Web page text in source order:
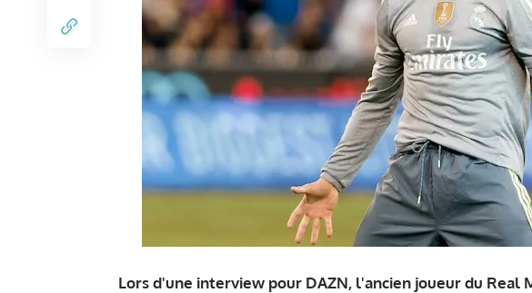
Lors d'une interview pour DAZN, l'ancien joueur du Real